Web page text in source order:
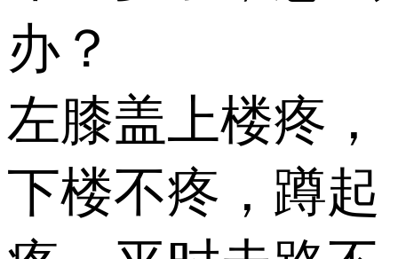
办？
左膝盖上楼疼，
下楼不疼，蹲起